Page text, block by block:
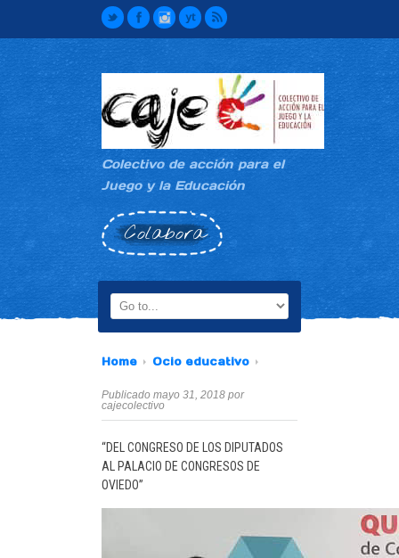
Colectivo de acción para el
Juego y la Educación
Colabora
Home Ocio educativo
Publicado mayo 31, 2018 por
cajecolectivo
“DEL CONGRESO DE LOS DIPUTADOS
AL PALACIO DE CONGRESOS DE
OVIEDO”